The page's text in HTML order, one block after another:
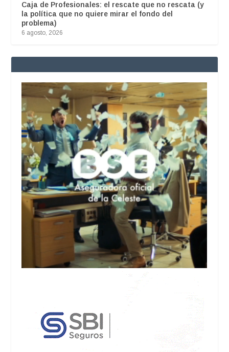
Caja de Profesionales: el rescate que no rescata (y
la política que no quiere mirar el fondo del
problema)
6 agosto, 2026